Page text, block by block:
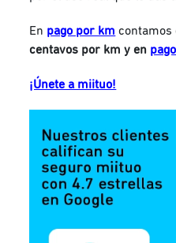
En pago por km contamos
centavos por km y en
¡Únete a miituo!